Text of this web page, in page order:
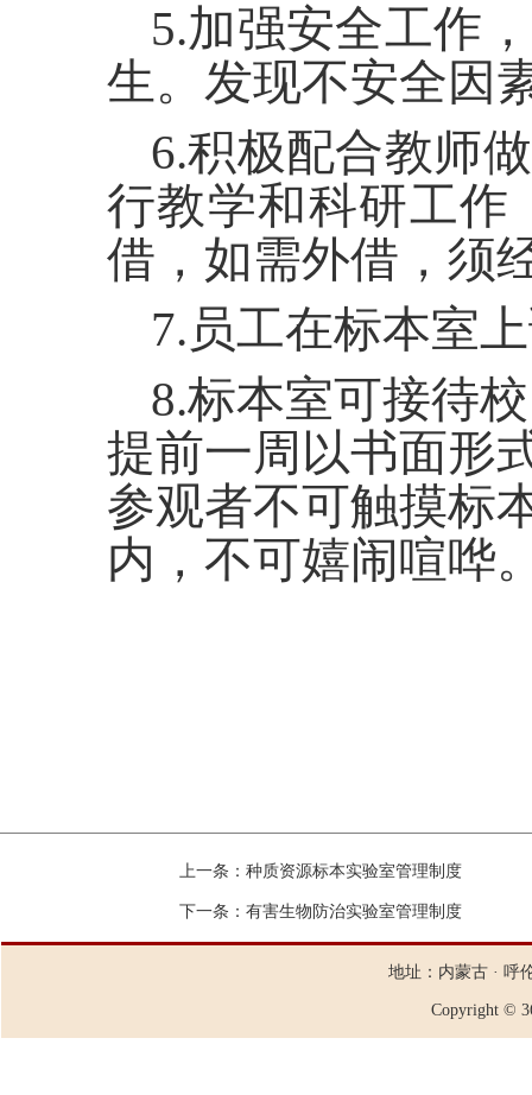
5.加强安全工作
生。发现不安全因
6.积极配合教师
行教学和科研工作
借，如需外借，须
7. 员工在标本室
8.标本室可接待
提前一周以书面形
参观者不可触摸标
内，不可嬉闹喧哗
上一条： 种质资源标本实验室管理制度
下一条： 有害生物防治实验室管理制度
地址：内蒙古 · 呼
Copyright ©